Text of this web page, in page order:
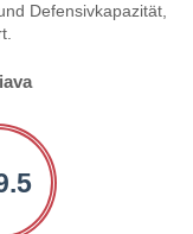
Defensivkapazität,